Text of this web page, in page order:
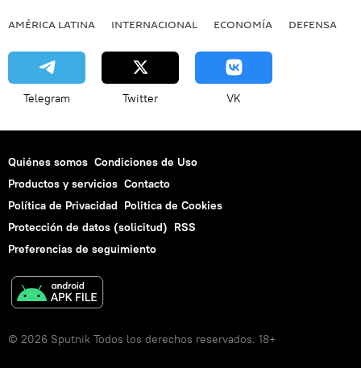
AMÉRICA LATINA INTERNACIONAL ECONOMÍA DEFENSA
Telegram Twitter VK
Quiénes somos Condiciones de Uso
Productos y servicios Contacto
Política de Privacidad Politica de Cookies
Protección de datos (solicitud) RSS
Preferencias de seguimiento
© 2026 Sputnik Todos los derechos reservados. 18+